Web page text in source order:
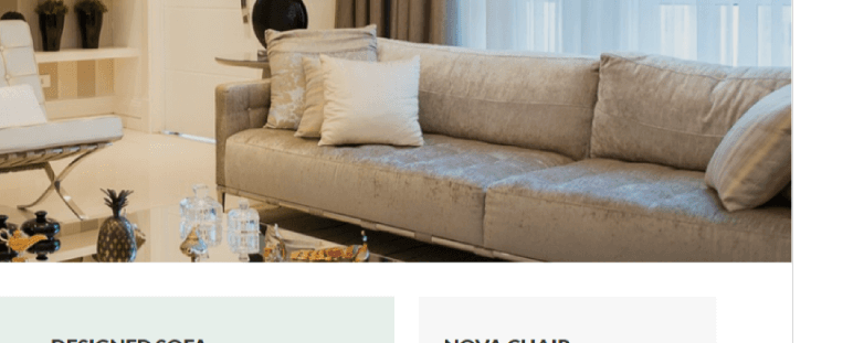
7.4
Page d’accueil du thème